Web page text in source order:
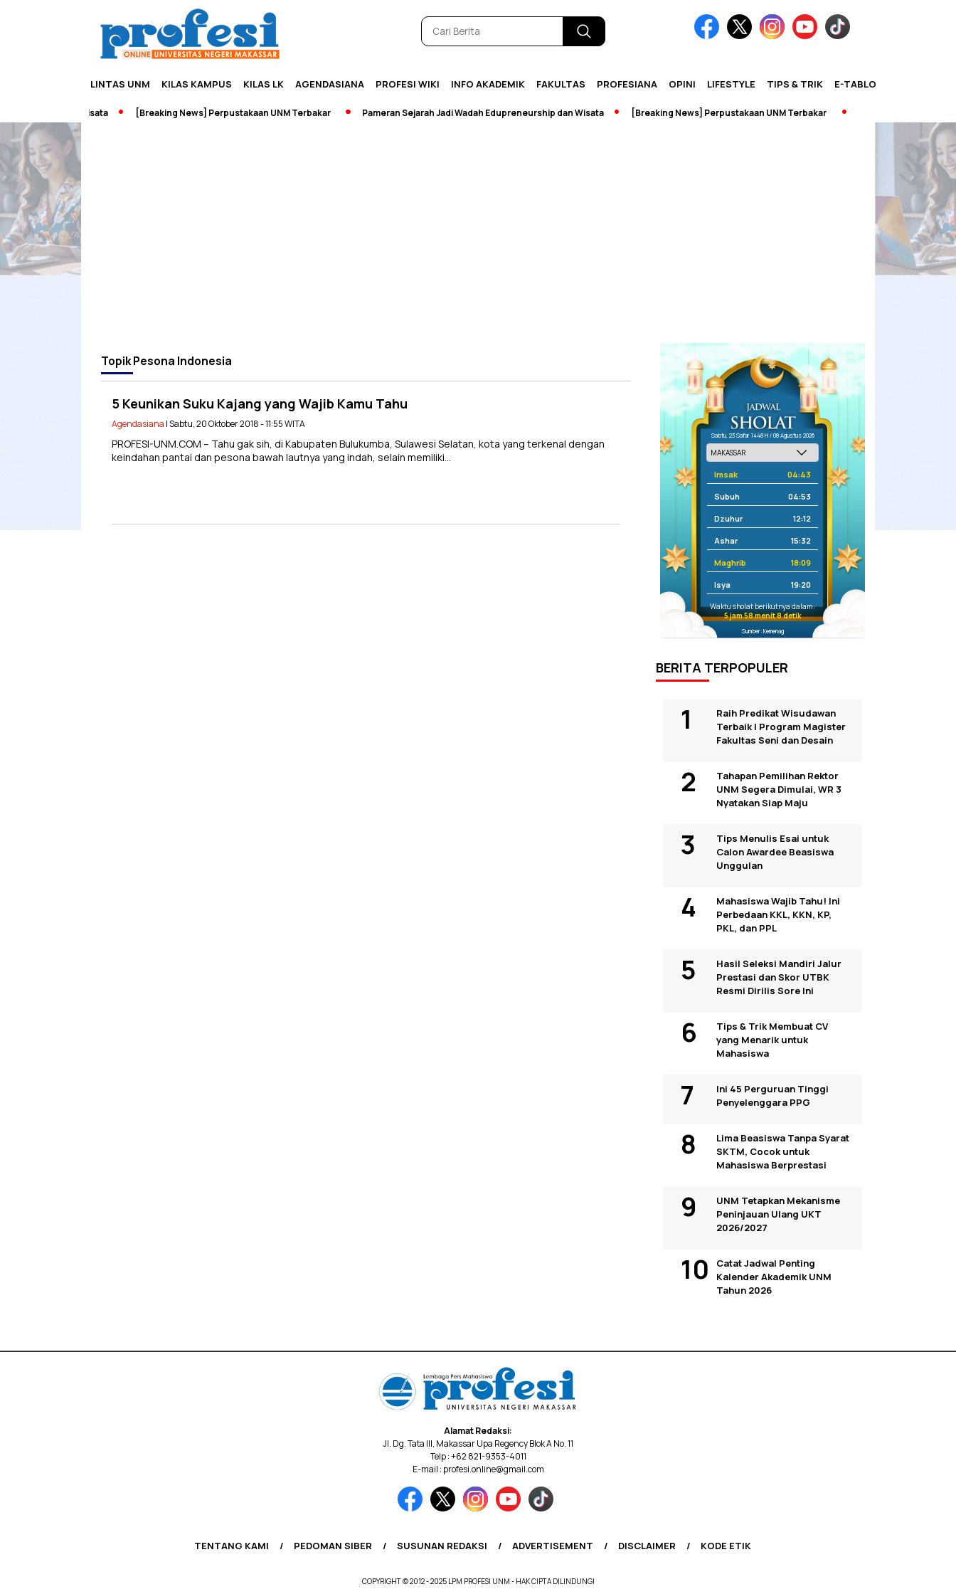
LINTAS UNM KILAS KAMPUS KILAS LK AGENDASIANA PROFESI WIKI INFO AKADEMIK FAKULTAS PROFESIANA OPINI LIFESTYLE TIPS & TRIK E-TABLOID
dan Wisata [Breaking News] Perpustakaan UNM Terbakar Pameran Sejarah Jadi Wadah Edupreneurship dan Wisata [Breaking News] Perpustakaan UNM Terbakar
TopikPesona Indonesia
5 Keunikan Suku Kajang yang Wajib Kamu Tahu
Agendasiana | Sabtu, 20 Oktober 2018 - 11:55 WITA
PROFESI-UNM.COM – Tahu gak sih, di Kabupaten Bulukumba, Sulawesi Selatan, kota yang terkenal dengan
keindahan pantai dan pesona bawah lautnya yang indah, selain memiliki…
Sabtu, 23 Safar 1448 H / 08 Agustus 2026
Imsak 04:43
Subuh 04:53
Dzuhur 12:12
Ashar 15:32
Maghrib 18:09
Isya 19:20
Waktu sholat berikutnya dalam:
5 jam 58 menit 8 detik
Sumber: Kemenag
BERITA TERPOPULER
Raih Predikat Wisudawan
Terbaik I Program Magister
Fakultas Seni dan Desain
Tahapan Pemilihan Rektor
UNM Segera Dimulai, WR 3
Nyatakan Siap Maju
Tips Menulis Esai untuk
Calon Awardee Beasiswa
Unggulan
Mahasiswa Wajib Tahu! Ini
Perbedaan KKL, KKN, KP,
PKL, dan PPL
Hasil Seleksi Mandiri Jalur
Prestasi dan Skor UTBK
Resmi Dirilis Sore Ini
Tips & Trik Membuat CV
yang Menarik untuk
Mahasiswa
Ini 45 Perguruan Tinggi
Penyelenggara PPG
Lima Beasiswa Tanpa Syarat
SKTM, Cocok untuk
Mahasiswa Berprestasi
UNM Tetapkan Mekanisme
Peninjauan Ulang UKT
2026/2027
Catat Jadwal Penting
Kalender Akademik UNM
Tahun 2026
Alamat Redaksi:
Jl. Dg. Tata III, Makassar Upa Regency Blok A No. 11
Telp : +62 821-9353-4011
E-mail : profesi.online@gmail.com
TENTANG KAMI PEDOMAN SIBER SUSUNAN REDAKSI ADVERTISEMENT DISCLAIMER KODE ETIK
COPYRIGHT © 2012 - 2025 LPM PROFESI UNM - HAK CIPTA DILINDUNGI